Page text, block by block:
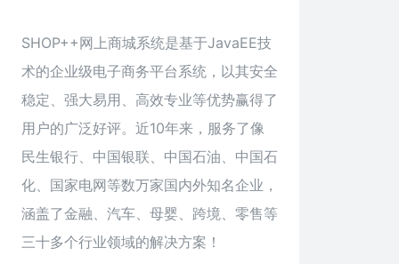
SHOP++网上商城系统是基于JavaEE技
术的企业级电子商务平台系统，以其安全
稳定、强大易用、高效专业等优势赢得了
用户的广泛好评。近10年来，服务了像
民生银行、中国银联、中国石油、中国石
化、国家电网等数万家国内外知名企业，
涵盖了金融、汽车、母婴、跨境、零售等
三十多个行业领域的解决方案！